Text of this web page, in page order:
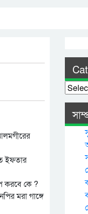
ইফতার
করবে কে ?
মরা গাঙ্গে